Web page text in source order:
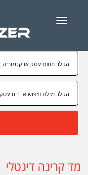
Menu
מד קרינה דיגטלי